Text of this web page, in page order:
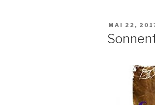
MAI 22,